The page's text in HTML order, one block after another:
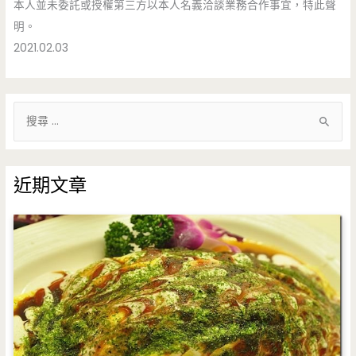
本人並未委託或授權第三方以本人名義洽談業務合作事宜，特此聲
明。
2021.02.03
鍵
字
:
近期文章